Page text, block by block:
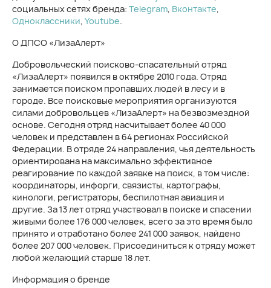
социальных сетях бренда: Telegram, Вконтакте,
Одноклассники, Youtube
О ДПСО «ЛизаАлерт»
Добровольческий поисково-спасательный отряд
«ЛизаАлерт» появился в октябре 2010 года. Отряд
занимается поиском пропавших людей в лесу и в
городе. Все поисковые мероприятия организуются
силами добровольцев «ЛизаАлерт» на безвозмездной
основе. Сегодня отряд насчитывает более 40 000
человек и представлен в 64 регионах Российской
Федерации. В отряде 24 направления, чья деятельность
ориентирована на максимально эффективное
реагирование по каждой заявке на поиск, в том числе:
координаторы, инфорги, связисты, картографы,
кинологи, регистраторы, беспилотная авиация и
другие. За 13 лет отряд участвовал в поиске и спасении
живыми более 176 000 человек, всего за это время было
принято и отработано более 241 000 заявок, найдено
более 207 000 человек. Присоединиться к отряду может
любой желающий старше 18 лет.
Информация о бренде